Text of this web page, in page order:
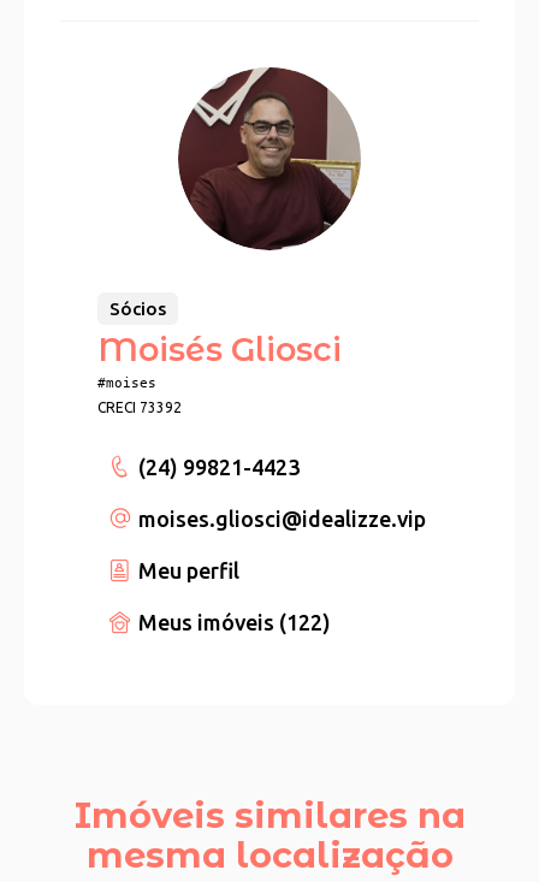
Sócios
Moisés Gliosci
#moises
CRECI 73392
(24) 99821-4423
moises.gliosci@idealizze.vip
Meu perfil
Meus imóveis (122)
Imóveis similares na
mesma localização